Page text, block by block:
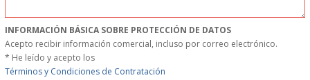
MUEBLES INOX. COCINA
PAPEL Y PRODUCTOS UNIUSO
INFORMACIÓN BÁSICA SOBRE PROTECCIÓN DE DATOS
Acepto recibir información comercial, incluso por correo electrónico.
* He leído y acepto los
Términos y Condiciones de Contratación